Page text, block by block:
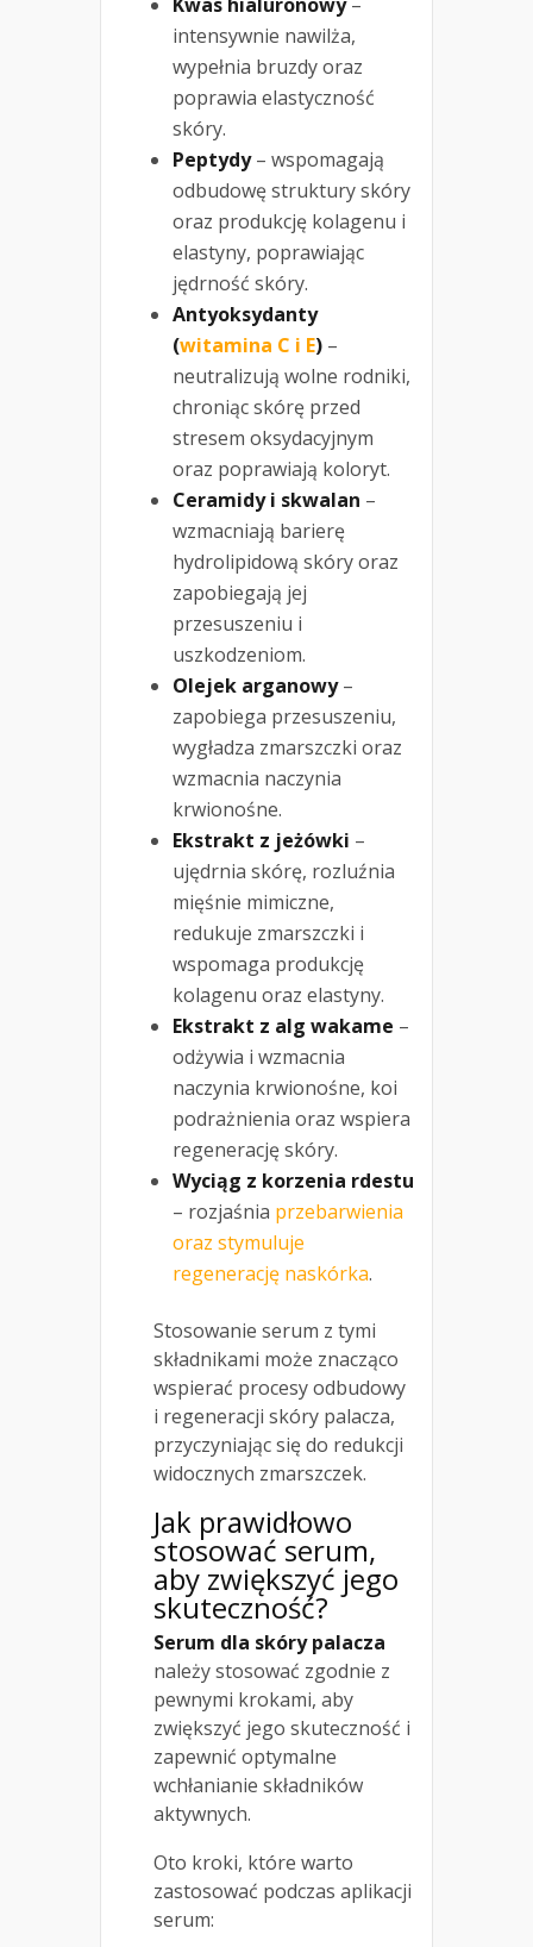
intensywnie nawilża,
wypełnia bruzdy oraz
poprawia elastyczność
skóry.
Peptydy– wspomagają
odbudowę struktury skóry
oraz produkcję kolagenu i
elastyny, poprawiając
jędrność skóry.
Antyoksydanty
(witamina C i E) –
neutralizują wolne rodniki,
chroniąc skórę przed
stresem oksydacyjnym
oraz poprawiają koloryt.
Ceramidy i skwalan –
wzmacniają barierę
hydrolipidową skóry oraz
zapobiegają jej
przesuszeniu i
uszkodzeniom.
Olejek arganowy–
zapobiega przesuszeniu,
wygładza zmarszczki oraz
wzmacnia naczynia
krwionośne.
Ekstrakt z jeżówki –
ujędrnia skórę, rozluźnia
mięśnie mimiczne,
redukuje zmarszczki i
wspomaga produkcję
kolagenu oraz elastyny.
Ekstrakt z alg wakame –
odżywia i wzmacnia
naczynia krwionośne, koi
podrażnienia oraz wspiera
regenerację skóry.
Wyciąg z korzenia rdestu
– rozjaśnia przebarwienia
oraz stymuluje
regenerację naskórka.
Stosowanie serum z tymi
składnikami może znacząco
wspierać procesy odbudowy
i regeneracji skóry palacza,
przyczyniając się do redukcji
widocznych zmarszczek.
Jak prawidłowo
stosować serum,
aby zwiększyć jego
skuteczność?
Serum dla skóry palacza
należy stosować zgodnie z
pewnymi krokami, aby
zwiększyć jego skuteczność i
zapewnić optymalne
wchłanianie składników
aktywnych.
Oto kroki, które warto
zastosować podczas aplikacji
serum: